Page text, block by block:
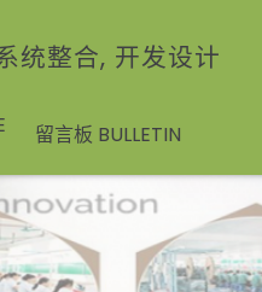
统整合, 开发设计
留言板 BULLETIN